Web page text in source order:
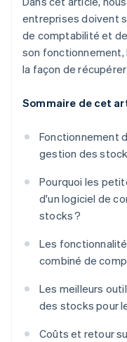
entreprises doivent
de comptabilité et
son
la façon de
Sommaire de cet
Fonctionnement
gestion des
Pourquoi les
d'un logiciel de
stocks ?
Les
combiné de
Les meilleurs
des stocks pour
Coûts et retour